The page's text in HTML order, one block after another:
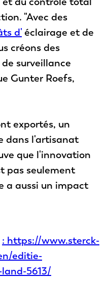
"Avec des
d' éclairage et de
créons des
surveillance
Gunter Roefs,
exportés, un
dans l'artisanat
que l'innovation
pas seulement
a aussi un impact
: https://www.sterck-
editie-
5613/